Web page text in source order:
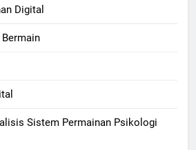
Digital
Sistem Permainan Psikologi